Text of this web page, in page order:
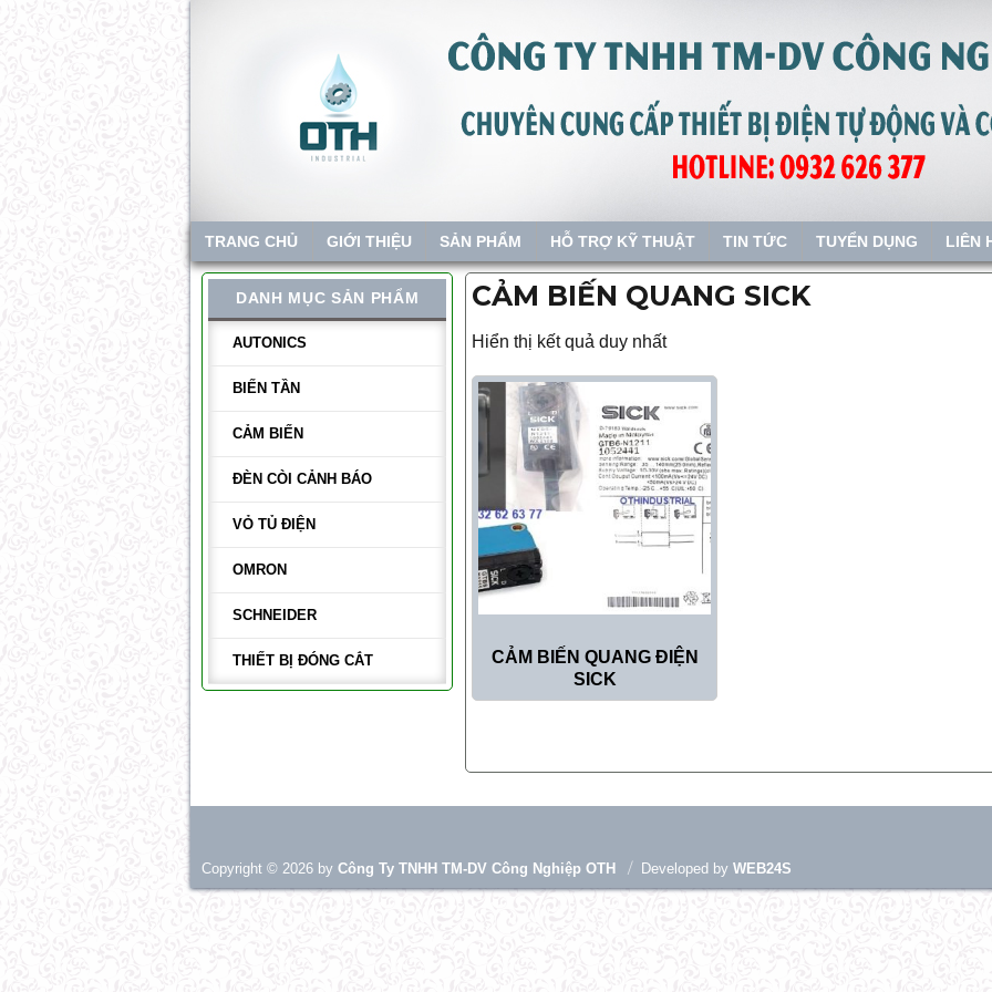
TRANG CHỦ GIỚI THIỆU SẢN PHẨM HỖ TRỢ KỸ THUẬT TIN TỨC TUYỂN DỤNG LIÊN
CẢM BIẾN QUANG SICK
Hiển thị kết quả duy nhất
CẢM BIẾN QUANG ĐIỆN
SICK
DANH MỤC SẢN PHẨM
AUTONICS
BIẾN TẦN
CẢM BIẾN
ĐÈN CÒI CẢNH BÁO
VỎ TỦ ĐIỆN
OMRON
SCHNEIDER
THIẾT BỊ ĐÓNG CẮT
Copyright © 2026 by Công Ty TNHH TM-DV Công Nghiệp OTH Developed by WEB24S